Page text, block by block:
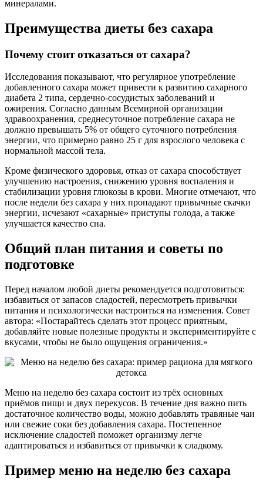
минералами.
Преимущества диеты без сахара
Почему стоит отказаться от сахара?
Исследования показывают, что регулярное употребление
добавленного сахара может привести к развитию сахарного
диабета 2 типа, сердечно-сосудистых заболеваний и
ожирения. Согласно данным Всемирной организации
здравоохранения, среднесуточное потребление сахара не
должно превышать 5% от общего суточного потребления
энергии, что примерно равно 25 г для взрослого человека с
нормальной массой тела.
Кроме физического здоровья, отказ от сахара способствует
улучшению настроения, снижению уровня воспаления и
стабилизации уровня глюкозы в крови. Многие отмечают, что
после недели без сахара у них пропадают привычные скачки
энергии, исчезают «сахарные» приступы голода, а также
улучшается качество сна.
Общий план питания и советы по
подготовке
Перед началом любой диеты рекомендуется подготовиться:
избавиться от запасов сладостей, пересмотреть привычки
питания и психологически настроиться на изменения. Совет
автора: «Постарайтесь сделать этот процесс приятным,
добавляйте новые полезные продукты и экспериментируйте с
вкусами, чтобы не было ощущения ограничения.»
Меню на неделю без сахара состоит из трёх основных
приёмов пищи и двух перекусов. В течение дня важно пить
достаточное количество воды, можно добавлять травяные чаи
или свежие соки без добавления сахара. Постепенное
исключение сладостей поможет организму легче
адаптироваться и избавиться от привычки к сладкому.
Пример меню на неделю без сахара